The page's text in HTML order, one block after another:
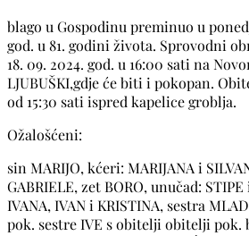
blago u Gospodinu preminuo u
god. u 81. godini života. Sprovodni
18. 09. 2024. god. u 16:00 sati na
LJUBUŠKI,gdje će biti i pokopan.
od 15:30 sati ispred kapelice groblja.
Ožalošćeni:
sin MARIJO, kćeri: MARIJANA i
GABRIELE, zet BORO, unučad:
IVANA, IVAN i KRISTINA, sestra
pok. sestre IVE s obitelji obitelji pok.